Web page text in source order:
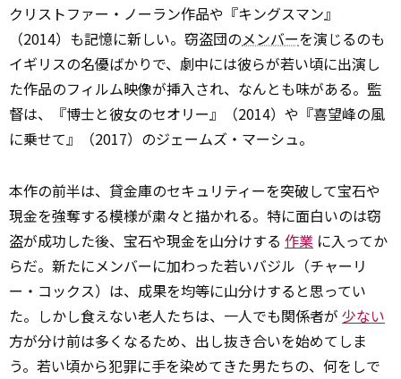
クリストファー・ノーラン作品や『キングスマン』
（2014）も記憶に新しい。窃盗団のメンバーを演じるのも
イギリスの名優ばかりで、劇中には彼らが若い頃に出演し
た作品のフィルム映像が挿入され、なんとも味がある。監
督は、『博士と彼女のセオリー』（2014）や『喜望峰の風
に乗せて』（2017）のジェームズ・マーシュ。
本作の前半は、貸金庫のセキュリティーを突破して宝石や
現金を強奪する模様が粛々と描かれる。特に面白いのは窃
盗が成功した後、宝石や現金を山分けする 作業 に入ってか
らだ。新たにメンバーに加わった若いバジル（チャーリ
ー・コックス）は、成果を均等に山分けすると思ってい
た。しかし食えない老人たちは、一人でも関係者が 少ない
方が分け前は多くなるため、出し抜き合いを始めてしま
う。若い頃から犯罪に手を染めてきた男たちの、何をしで